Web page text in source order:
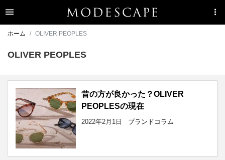
ホーム OLIVER PEOPLES
OLIVER PEOPLES
昔の方が良かった？OLIVER
PEOPLESの現在
2022年2月1日 ブランドコラム